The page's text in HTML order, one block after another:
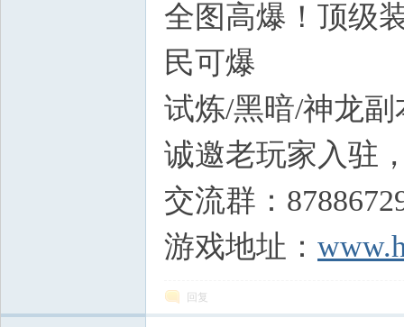
全图高爆！顶级
民可爆
试炼/黑暗/神龙
诚邀老玩家入驻
交流群：
游戏地址：
回复